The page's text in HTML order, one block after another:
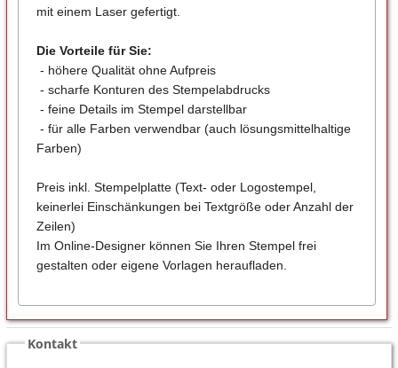
mit einem Laser gefertigt.
Die Vorteile für Sie:
- höhere Qualität ohne Aufpreis
- scharfe Konturen des Stempelabdrucks
- feine Details im Stempel darstellbar
- für alle Farben verwendbar (auch lösungsmittelhaltige
Farben)
Preis inkl. Stempelplatte (Text- oder Logostempel,
keinerlei Einschänkungen bei Textgröße oder Anzahl der
Zeilen)
Im Online-Designer können Sie Ihren Stempel frei
gestalten oder eigene Vorlagen heraufladen.
Kontakt